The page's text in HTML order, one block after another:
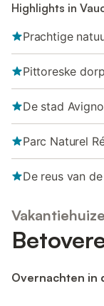
Highlights in
Prachtige
Pittoreske
De stad
Parc Naturel
De reus van
Overnachten in